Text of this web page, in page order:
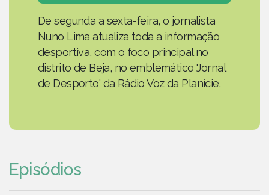
De segunda a sexta-feira, o jornalista
Nuno Lima atualiza toda a informação
desportiva, com o foco principal no
distrito de Beja, no emblemático 'Jornal
de Desporto' da Rádio Voz da Planície.
Episódios